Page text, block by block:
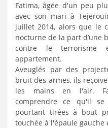
Fatima, âgée d'un peu
avec son mari à
juillet 2014, alors que le
nocturne de la part d’une
contre le terrorisme
appartement.
Aveuglés par des
bruit des armes, ils
les mains en l'air.
comprendre ce qu'il
pourtant tirées à bout
touchée à l'épaule gauche